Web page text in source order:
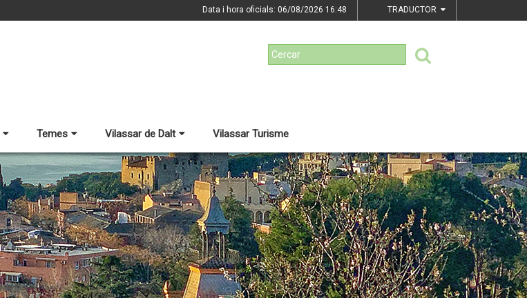
Data i hora oficials: 06/08/2026 16:48 TRADUCTOR
Temes Vilassar de Dalt Vilassar Turisme